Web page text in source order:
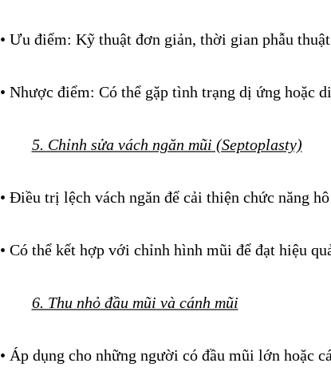
• Ưu điểm: Kỹ thuật đơn giản, thời gian phẫu
• Nhược điểm: Có thể gặp tình trạng dị ứng hoặc
5. Chỉnh sửa vách ngăn mũi (Septoplasty)
• Điều trị lệch vách ngăn để cải thiện chức năng hô
• Có thể kết hợp với chỉnh hình mũi để đạt hiệu
6. Thu nhỏ đầu mũi và cánh mũi
• Áp dụng cho những người có đầu mũi lớn hoặc